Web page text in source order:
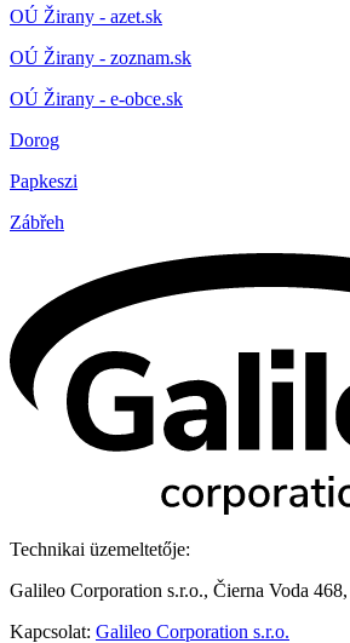
OÚ Žirany - azet.sk
OÚ Žirany - zoznam.sk
OÚ Žirany - e-obce.sk
Dorog
Papkeszi
Zábřeh
Technikai üzemeltetője:
Galileo Corporation s.r.o., Čierna Voda
Kapcsolat: Galileo Corporation s.r.o.